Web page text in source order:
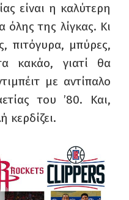
είναι η καλύτερη
όλης της λίγκας. Κι
πιτόγυρα, μπύρες,
κακάο, γιατί θα
με αντίπαλο
του ’80. Και,
κερδίζει.